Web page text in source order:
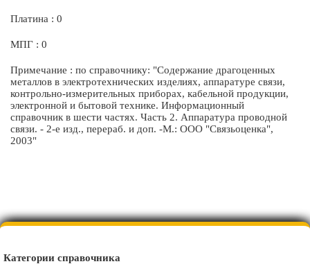
Платина : 0
МПГ : 0
Примечание : по справочнику: "Содержание драгоценных
металлов в электротехнических изделиях, аппаратуре связи,
контрольно-измерительных приборах, кабельной продукции,
электронной и бытовой технике. Информационный
справочник в шести частях. Часть 2. Аппаратура проводной
связи. - 2-е изд., перераб. и доп. -М.: ООО "Связьоценка",
2003"
Категории справочника